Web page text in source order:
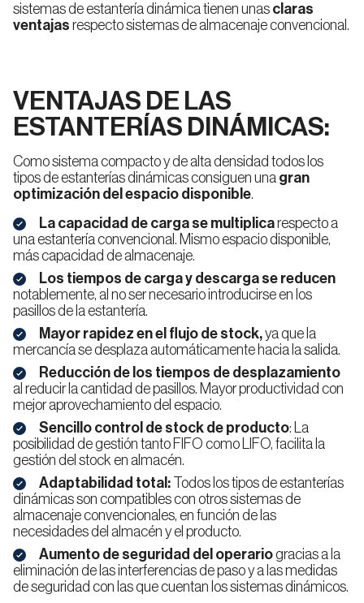
in
Móviles
Estanterías
Dinámicas
(FIFO)
Estanterías
Push-
(LIFO)
Pallet
Shuttle
para
almacenes
AGV
Estanterías
Picking
Estanterías
Estanterías
Industriales
para
Andalucía Aragón
Islas
Canarias
Cataluña Extremadura
sistemas de estantería dinámica tienen unas claras
ventajas respecto sistemas de almacenaje convencional.
VENTAJAS DE LAS
ESTANTERÍAS DINÁMICAS:
Como sistema compacto y de alta densidad todos los
tipos de estanterías dinámicas consiguen una gran
optimización del espacio disponible.
La capacidad de carga se multiplicarespecto a
una estantería convencional. Mismo espacio disponible,
más capacidad de almacenaje.
Los tiempos de carga y descarga se reducen
notablemente, al no ser necesario introducirse en los
pasillos de la estantería.
Mayor rapidez en el flujo de stock,ya que la
mercancía se desplaza automáticamente hacia la salida.
Reducción de los tiempos de desplazamiento
al reducir la cantidad de pasillos. Mayor productividad con
mejor aprovechamiento del espacio.
Sencillo control de stock de producto: La
posibilidad de gestión tanto FIFO como LIFO, facilita la
gestión del stock en almacén.
Adaptabilidad total: Todos los tipos de estanterías
dinámicas son compatibles con otros sistemas de
almacenaje convencionales, en función de las
necesidades del almacén y el producto.
Aumento de seguridad del operariogracias a la
eliminación de las interferencias de paso y a las medidas
de seguridad con las que cuentan los sistemas dinámicos.